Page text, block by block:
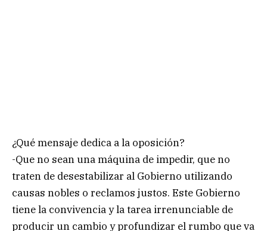
¿Qué mensaje dedica a la oposición?
-Que no sean una máquina de impedir, que no
traten de desestabilizar al Gobierno utilizando
causas nobles o reclamos justos. Este Gobierno
tiene la convivencia y la tarea irrenunciable de
producir un cambio y profundizar el rumbo que va